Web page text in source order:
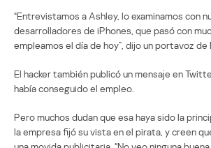
“Entrevistamos a Ashley, lo examinamos con
desarrolladores de iPhones, que pasó con
empleamos el día de hoy”, dijo un portavoz de
El hacker también publicó un mensaje en
había conseguido el empleo.
Pero muchos dudan que esa haya sido la
la empresa fijó su vista en el pirata, y creen